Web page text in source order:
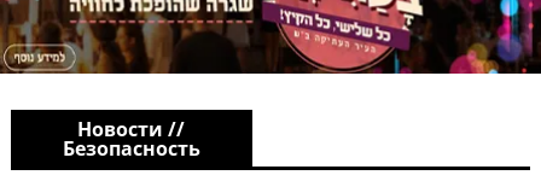
Новости //
Безопасность